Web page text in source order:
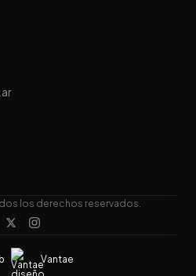
los derechos reservados.
Vantae